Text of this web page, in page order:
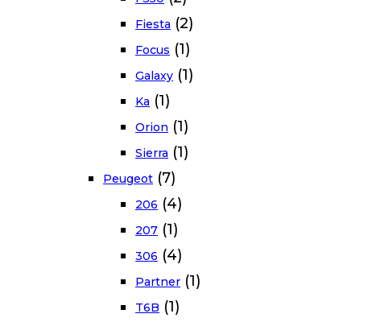
Fiesta (2)
Focus (1)
Galaxy (1)
Ka (1)
Orion (1)
Sierra (1)
Peugeot (7)
206 (4)
207 (1)
306 (4)
Partner (1)
T6B (1)